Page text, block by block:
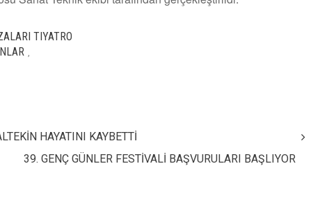
TIYATRO
HAYATINI KAYBETTİ
39. GENÇ GÜNLER FESTİVALİ BAŞVURULARI BAŞLIYOR